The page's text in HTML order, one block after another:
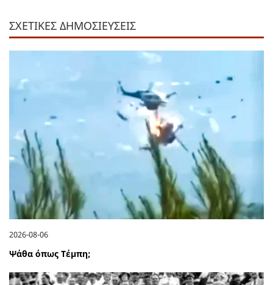
ΣΧΕΤΙΚΕΣ ΔΗΜΟΣΙΕΥΣΕΙΣ
2026-08-06
Ψάθα όπως Τέμπη;